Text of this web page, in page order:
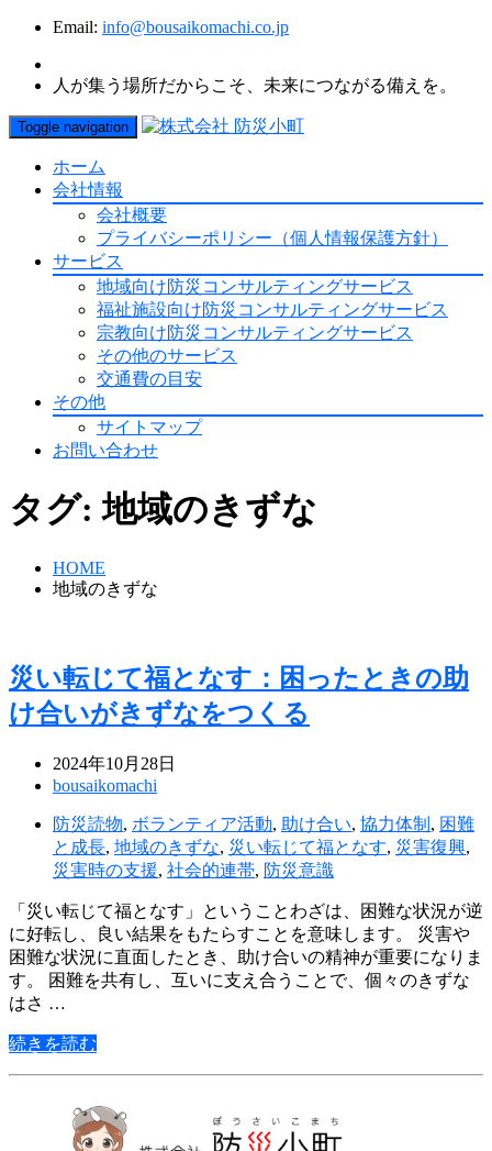
Email: info@bousaikomachi.co.jp
人が集う場所だからこそ、未来につながる備えを。
Toggle navigation
ホーム
会社情報
会社概要
プライバシーポリシー（個人情報保護方針）
サービス
地域向け防災コンサルティングサービス
福祉施設向け防災コンサルティングサービス
宗教向け防災コンサルティングサービス
その他のサービス
交通費の目安
その他
サイトマップ
お問い合わせ
タグ:地域のきずな
HOME
地域のきずな
災い転じて福となす：困ったときの助
け合いがきずなをつくる
2024年10月28日
bousaikomachi
防災読物, ボランティア活動, 助け合い, 協力体制 , 困難
と成長, 地域のきずな, 災い転じて福となす, 災害復興,
災害時の支援, 社会的連帯, 防災意識
「災い転じて福となす」ということわざは、困難な状況が逆
に好転し、良い結果をもたらすことを意味します。 災害や
困難な状況に直面したとき、助け合いの精神が重要になりま
す。 困難を共有し、互いに支え合うことで、個々のきずな
はさ …
続きを読む